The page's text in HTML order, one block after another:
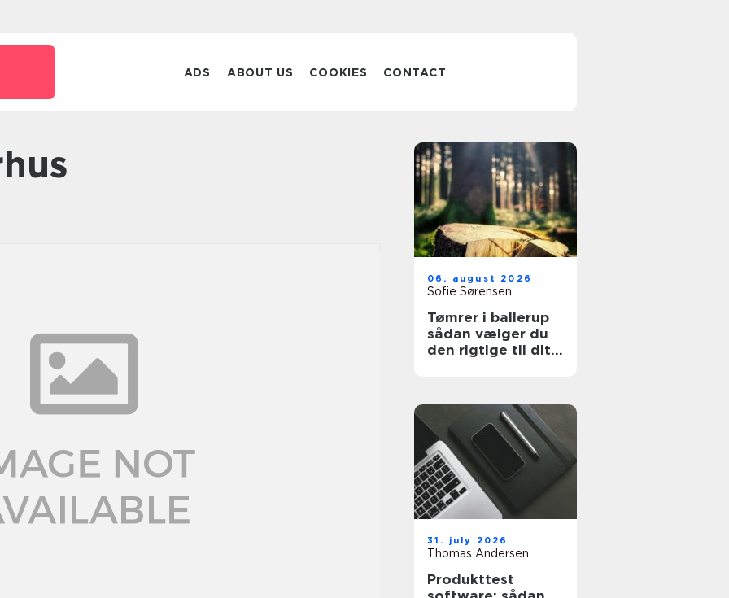
ADS ABOUT US COOKIES CONTACT
06. august 2026
Sofie Sørensen
Tømrer i ballerup
sådan vælger du
den rigtige til dit
31. july 2026
Thomas Andersen
Produkttest